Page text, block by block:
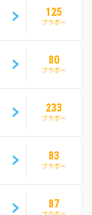
125
ブラボー
80
ブラボー
233
ブラボー
83
ブラボー
87